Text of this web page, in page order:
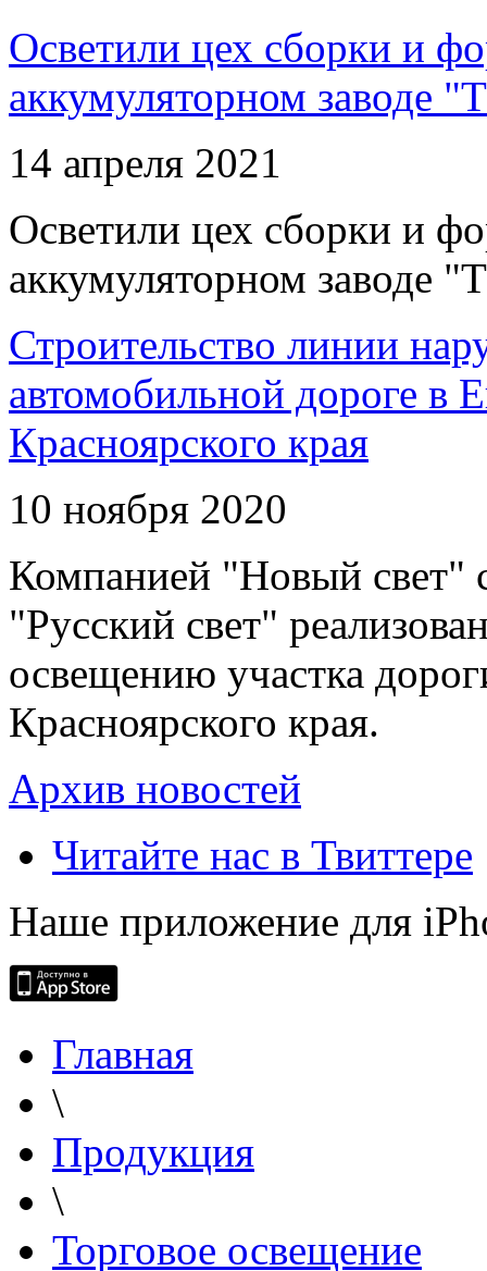
Осветили цех сборки и
аккумуляторном заводе
14 апреля 2021
Осветили цех сборки и
аккумуляторном заводе
Строительство линии
автомобильной дороге в
Красноярского края
10 ноября 2020
Компанией "Новый свет"
"Русский свет"
освещению участка
Красноярского края.
Архив новостей
Читайте нас в Твиттере
Наше приложение для
Главная
\
Продукция
\
Торговое освещение